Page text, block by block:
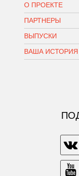
О ПРОЕКТЕ
ПАРТНЕРЫ
ВЫПУСКИ
ВАША ИСТОРИЯ